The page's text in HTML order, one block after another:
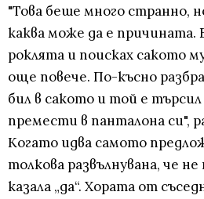
"Това беше много странно,
каква може да е
роклята и поисках сакото
още повече. По-късно
бил в сакото и той е търсил
премести в панталона си",
Когато идва самото
толкова развълнувана, че
казала „да“. Хората от